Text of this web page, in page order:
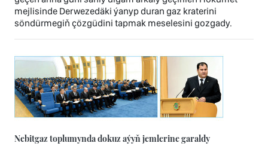
mejlisinde Derwezedäki ýanyp duran gaz kraterini
söndürmegiň çözgüdini tapmak meselesini gozgady.
Nebitgaz toplumynda dokuz aýyň jemlerine garaldy